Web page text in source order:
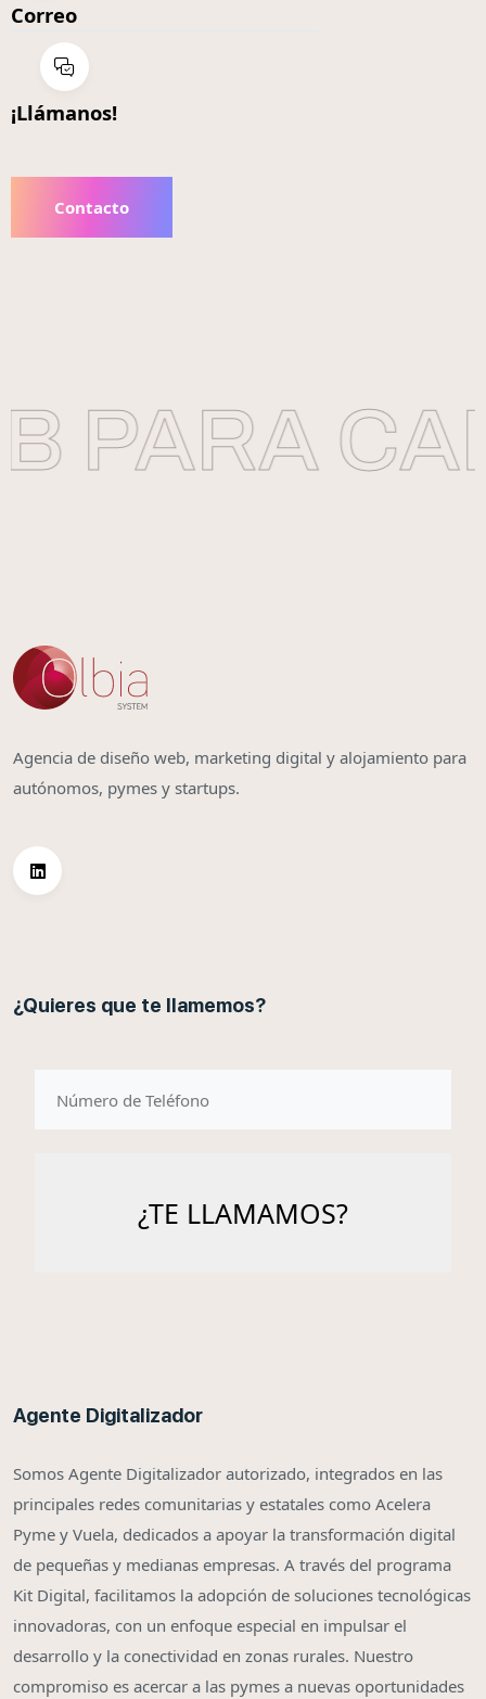
Correo
¡Llámanos!
Contacto
PARA
Agencia de diseño web, marketing digital y alojamiento para
autónomos, pymes y startups.
¿Quieres que te llamemos?
Agente Digitalizador
Somos Agente Digitalizador autorizado, integrados en las
principales redes comunitarias y estatales como Acelera
Pyme y Vuela, dedicados a apoyar la transformación digital
de pequeñas y medianas empresas. A través del programa
Kit Digital, facilitamos la adopción de soluciones tecnológicas
innovadoras, con un enfoque especial en impulsar el
desarrollo y la conectividad en zonas rurales. Nuestro
compromiso es acercar a las pymes a nuevas oportunidades